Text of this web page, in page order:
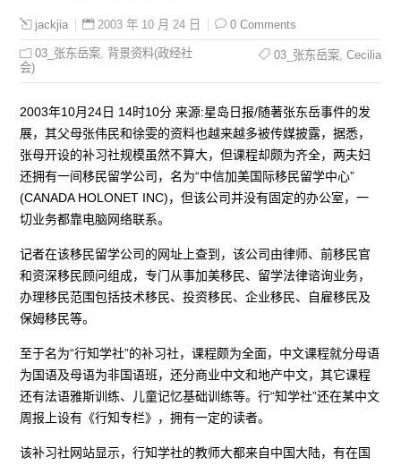
jackjia 2003 年 10 月 24 日 0 Comments
03_张东岳案 背景资料(政经社
会)
03_张东岳案, Cecilia
2003年10月24日 14时10分 来源:星岛日报/随著张东岳事件的发
展，其父母张伟民和徐雯的资料也越来越多被传媒披露，据悉，
张母开设的补习社规模虽然不算大，但课程却颇为齐全，两夫妇
还拥有一间移民留学公司，名为“中信加美国际移民留学中心”
(CANADA HOLONET INC)，但该公司并没有固定的办公室，一
切业务都靠电脑网络联系。
记者在该移民留学公司的网址上查到，该公司由律师、前移民官
和资深移民顾问组成，专门从事加美移民、留学法律谘询业务，
办理移民范围包括技术移民、投资移民、企业移民、自雇移民及
保姆移民等。
至于名为“行知学社”的补习社，课程颇为全面，中文课程就分母语
为国语及母语为非国语班，还分商业中文和地产中文，其它课程
还有法语雅斯训练、儿童记忆基础训练等。行“知学社”还在某中文
周报上设有《行知专栏》，拥有一定的读者。
该补习社网站显示，行知学社的教师大都来自中国大陆，有在国